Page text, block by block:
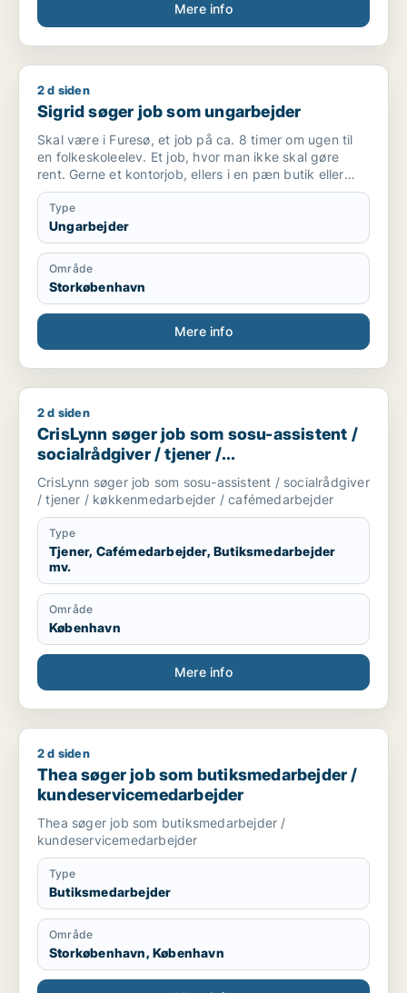
Mere info
Sigrid søger job som ungarbejder
2 d siden
Sigrid søger job som ungarbejder
Skal være i Furesø, et job på ca. 8 timer om ugen til
en folkeskoleelev. Et job, hvor man ikke skal gøre
rent. Gerne et kontorjob, ellers i en pæn butik eller
andet.
Type
Ungarbejder
Område
Storkøbenhavn
Mere info
CrisLynn søger job som sosu-assistent / socialrådgiver /
2 d siden
CrisLynn søger job som sosu-assistent /
socialrådgiver / tjener /
køkkenmedarbejder / cafémedarbejder
CrisLynn søger job som sosu-assistent / socialrådgiver
/ tjener / køkkenmedarbejder / cafémedarbejder
Type
Tjener, Cafémedarbejder, Butiksmedarbejder
mv.
Område
København
Mere info
Thea søger job som butiksmedarbejder /
2 d siden
Thea søger job som butiksmedarbejder /
kundeservicemedarbejder
Thea søger job som butiksmedarbejder /
kundeservicemedarbejder
Type
Butiksmedarbejder
Område
Storkøbenhavn, København